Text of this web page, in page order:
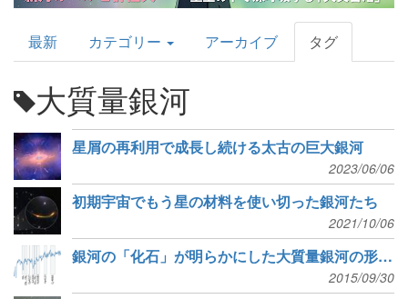
AstroArts
Topics
最新 カテゴリー アーカイブ タグ
大質量銀河
星屑の再利用で成長し続ける太古の巨大銀河
2023/06/06
初期宇宙でもう星の材料を使い切った銀河たち
2021/10/06
銀河の「化石」が明らかにした大質量銀河の形成と進化
2015/09/30